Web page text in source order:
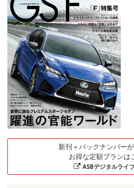
新刊＋バックナンバー
お得な定額プランは
ASBデジタルライ